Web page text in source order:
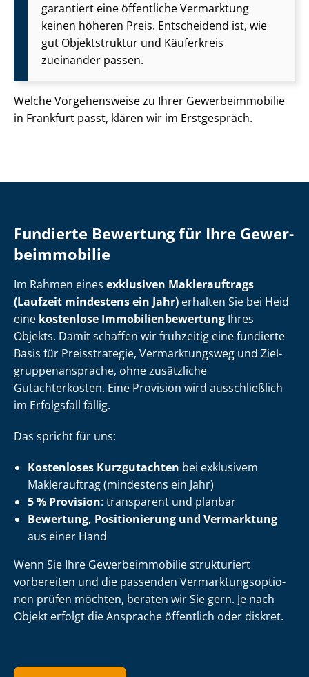
garantiert eine öffentliche Vermarktung
keinen höheren Preis. Entscheidend ist, wie
gut Objektstruktur und Käuferkreis
zueinander passen.
Welche Vorgehensweise zu Ihrer Ge­wer­be­im­mo­bi­lie
in Frankfurt passt, klären wir im Erstgespräch.
Fundierte Bewertung für Ihre Ge­wer­
be­im­mo­bi­lie
Im Rahmen eines exklusiven Maklerauftrags
(Laufzeit mindestens ein Jahr) erhalten Sie bei Heid
eine kostenlose Im­mo­bi­li­en­be­wer­tung Ihres
Objekts. Damit schaffen wir frühzeitig eine fundierte
Basis für Preisstrategie, Vermarktungsweg und Ziel­
grup­pen­an­spra­che, ohne zusätzliche
Gutachterkosten. Eine Provision wird ausschließlich
im Erfolgsfall fällig.
Das spricht für uns:
Kostenloses Kurzgutachten bei exklusivem
Maklerauftrag (mindestens ein Jahr)
5 % Provision: transparent und planbar
Bewertung, Positionierung und Vermarktung
aus einer Hand
Wenn Sie Ihre Ge­wer­be­im­mo­bi­lie strukturiert
vorbereiten und die passenden Ver­mark­tungs­op­tio­
nen prüfen möchten, beraten wir Sie gern. Je nach
Objekt erfolgt die Ansprache öffentlich oder diskret.